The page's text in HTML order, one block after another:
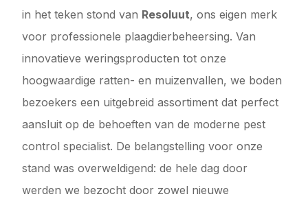
in het teken stond van Resoluut, ons eigen merk
voor professionele plaagdierbeheersing. Van
innovatieve weringsproducten tot onze
hoogwaardige ratten- en muizenvallen, we boden
bezoekers een uitgebreid assortiment dat perfect
aansluit op de behoeften van de moderne pest
control specialist. De belangstelling voor onze
stand was overweldigend: de hele dag door
werden we bezocht door zowel nieuwe